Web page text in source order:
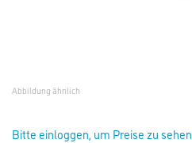
Abbildung ähnlich
Bitte einloggen, um Preise zu sehen